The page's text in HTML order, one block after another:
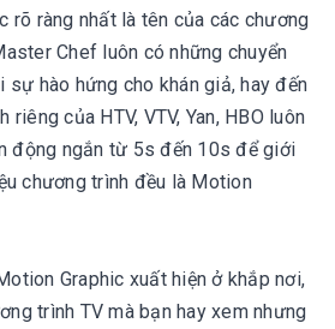
rõ ràng nhất là tên của các chương
Chef luôn có những chuyển
hào hứng cho khán giả, hay đến
riêng của HTV, VTV, Yan, HBO luôn
động ngắn từ 5s đến 10s để giới
chương trình đều là Motion
Graphic xuất hiện ở khắp nơi,
trình TV mà bạn hay xem nhưng